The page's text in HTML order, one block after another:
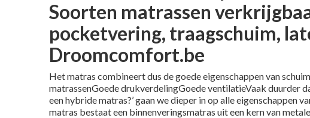
Soorten matrassen
pocketvering, traagschuim,
Droomcomfort.be
Het matras combineert dus de goede eigenschappen van
matrassenGoede drukverdelingGoede ventilatieVaak duurder
een hybride matras?’ gaan we dieper in op alle eigenschappen
matras bestaat een binnenveringsmatras uit een kern van